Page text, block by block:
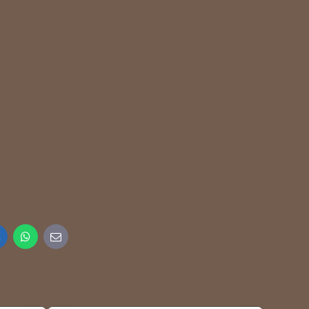
WhatsApp
E-
mail